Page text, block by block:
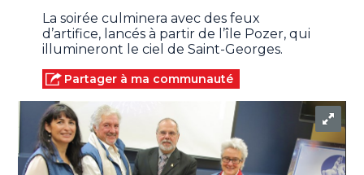
La soirée culminera avec des feux
d’artifice, lancés à partir de l’île Pozer, qui
illumineront le ciel de Saint-Georges.
Partager à ma communauté